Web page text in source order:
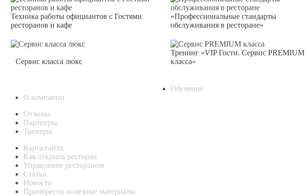
Техника работы официантов с Гостями
ресторанов и кафе
«Профессиональные стандарты
обслуживания в ресторане»
Сервис класса люкс
Тренинг «VIP Гости. Сервис PREMIUM
класса»
Обучение
О компании
Отзывы
Партнеры
Тренеры
Карта сайта
Как открыть ресторан
Управление рестораном
Статьи
Новости
Приобрести полезные материалы